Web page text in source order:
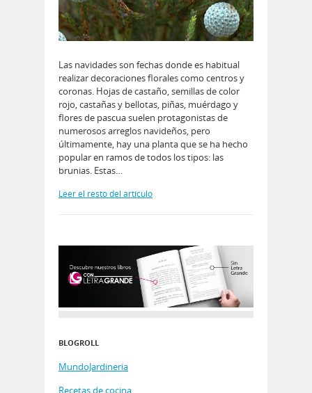
Las navidades son fechas donde es habitual
realizar decoraciones florales como centros y
coronas. Hojas de castaño, semillas de color
rojo, castañas y bellotas, piñas, muérdago y
flores de pascua suelen protagonistas de
numerosos arreglos navideños, pero
últimamente, hay una planta que se ha hecho
popular en ramos de todos los tipos: las
brunias. Estas…
Leer el resto del artículo
BLOGROLL
MundoJardineria
Recetas de cocina